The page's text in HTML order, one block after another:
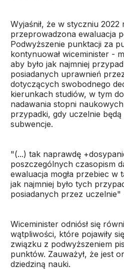
Wyjaśnił, że w styczniu 2022
przeprowadzona ewaluacja
Podwyższenie punktacji za
kontynuował wiceminister -
aby było jak najmniej
posiadanych uprawnień
dotyczących swobodnego
kierunkach studiów, w tym
nadawania stopni
przypadki, gdy uczelnie będą
subwencje.
"(...) tak naprawdę
poszczególnych czasopism
ewaluacja mogła przebiec
jak najmniej było tych
posiadanych przez uczelnie"
Wiceminister odniósł się
wątpliwości, które pojawiły
związku z podwyższeniem
punktów. Zauważył, że jest
dziedziną nauki.